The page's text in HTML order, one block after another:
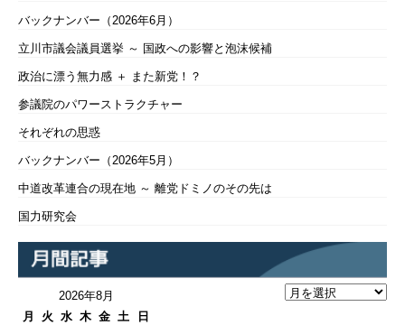
バックナンバー（2026年6月）
立川市議会議員選挙 ～ 国政への影響と泡沫候補
政治に漂う無力感 ＋ また新党！？
参議院のパワーストラクチャー
それぞれの思惑
バックナンバー（2026年5月）
中道改革連合の現在地 ～ 離党ドミノのその先は
国力研究会
2026年8月
月
火 水 木 金 土 日